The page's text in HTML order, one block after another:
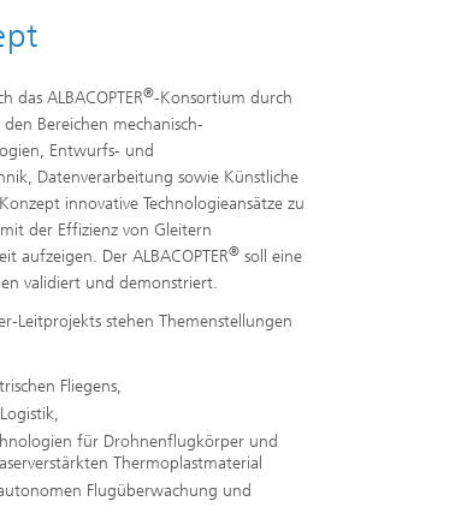
das ALBACOPTER®-Konsortium durch
Bereichen mechanisch-
Entwurfs- und
Datenverarbeitung sowie Künstliche
Konzept innovative Technologieansätze zu
der Effizienz von Gleitern
aufzeigen. Der ALBACOPTER® soll eine
validiert und demonstriert.
Leitprojekts stehen Themenstellungen
Fliegens,
für Drohnenflugkörper und
Thermoplastmaterial
Flugüberwachung und